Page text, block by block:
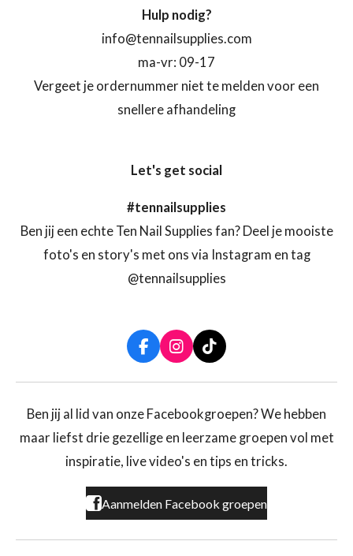
Hulp nodig?
info@tennailsupplies.com
ma-vr: 09-17
Vergeet je ordernummer niet te melden voor een
snellere afhandeling
Let's get social
#tennailsupplies
Ben jij een echte Ten Nail Supplies fan? Deel je mooiste
foto's en story's met ons via Instagram en tag
@tennailsupplies
F
a
c
b
o
k
I
n
s
a
r
a
T
i
k
o
Ben jij al lid van onze Facebookgroepen? We hebben
maar liefst drie gezellige en leerzame groepen vol met
inspiratie, live video's en tips en tricks.
Aanmelden Facebook groepen